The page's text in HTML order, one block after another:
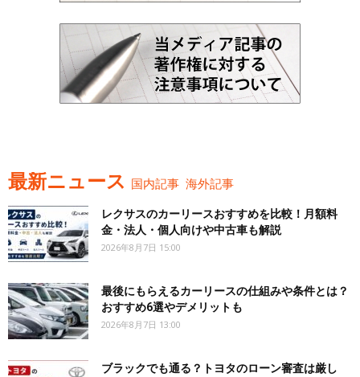
最新ニュース 国内記事 海外記事
レクサスのカーリースおすすめを比較！月額料
金・法人・個人向けや中古車も解説
2026年8月7日 15:00
最後にもらえるカーリースの仕組みや条件とは？
おすすめ6選やデメリットも
2026年8月7日 13:00
ブラックでも通る？トヨタのローン審査は厳し